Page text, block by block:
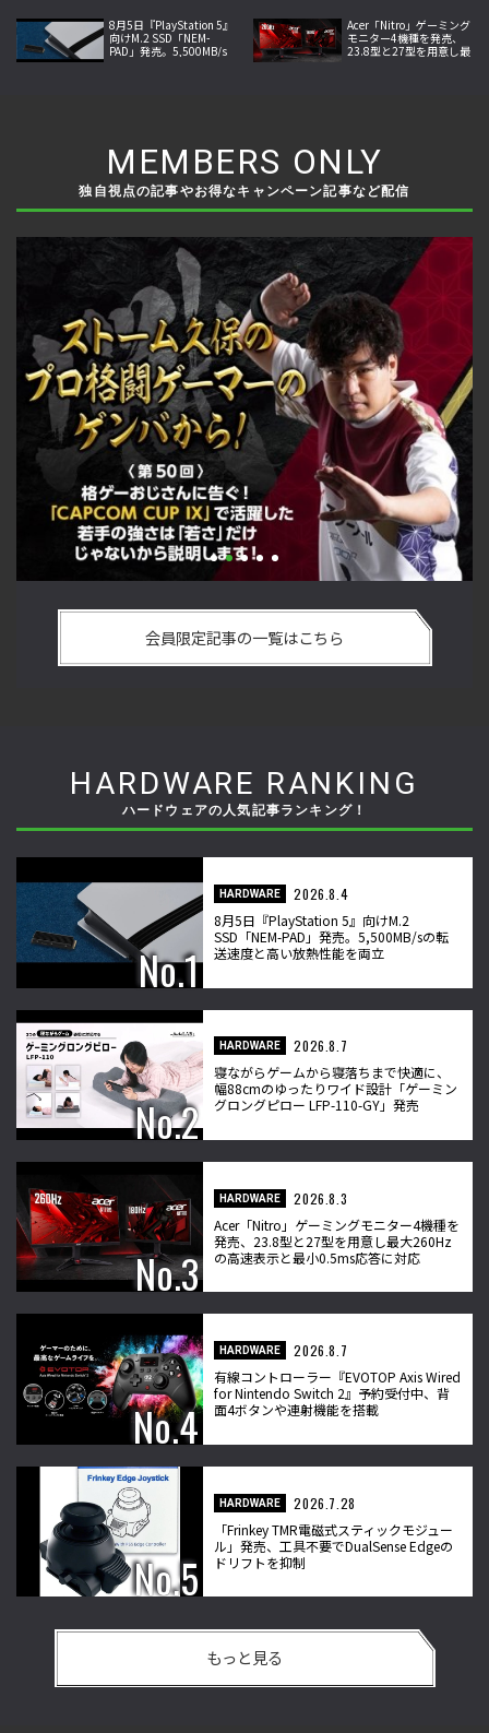
8月5日『PlayStation 5』
向けM.2 SSD「NEM-
PAD」発売。5,500MB/s
Acer「Nitro」ゲーミング
モニター4機種を発売、
23.8型と27型を用意し最
MEMBERS ONLY
独自視点の記事やお得なキャンペーン記事など配信
の強さは 「若さ」だけじゃないから説明します！【ストーム
久保のプロ格闘ゲーマーのゲンバから！ 第50回】
会員限定記事の一覧はこちら
HARDWARE RANKING
ハードウェアの人気記事ランキング！
HARDWARE
2026.8.4
8月5日『PlayStation 5』向けM.2
SSD「NEM-PAD」発売。5,500MB/sの転
送速度と高い放熱性能を両立
HARDWARE
2026.8.7
寝ながらゲームから寝落ちまで快適に、
幅88cmのゆったりワイド設計「ゲーミン
グロングピロー LFP-110-GY」発売
HARDWARE
2026.8.3
Acer「Nitro」ゲーミングモニター4機種を
発売、23.8型と27型を用意し最大260Hz
の高速表示と最小0.5ms応答に対応
HARDWARE
2026.8.7
有線コントローラー『EVOTOP Axis Wired
for Nintendo Switch 2』予約受付中、背
面4ボタンや連射機能を搭載
HARDWARE
2026.7.28
「Frinkey TMR電磁式スティックモジュー
ル」発売、工具不要でDualSense Edgeの
ドリフトを抑制
もっと見る